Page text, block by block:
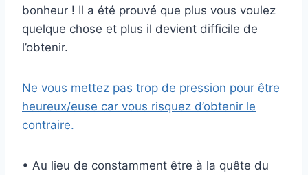
bonheur ! Il a été prouvé que plus vous voulez
quelque chose et plus il devient difficile de
l’obtenir.
Ne vous mettez pas trop de pression pour être
heureux/euse car vous risquez d’obtenir le
contraire.
• Au lieu de constamment être à la quête du